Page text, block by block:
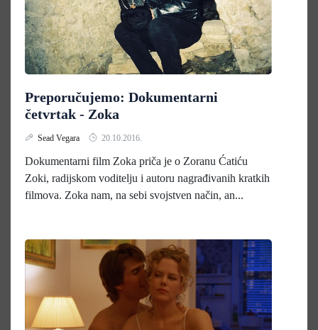
Preporučujemo: Dokumentarni
četvrtak - Zoka
Sead Vegara 20.10.2016.
Dokumentarni film Zoka priča je o Zoranu Ćatiću
Zoki, radijskom voditelju i autoru nagrađivanih kratkih
filmova. Zoka nam, na sebi svojstven način, an...